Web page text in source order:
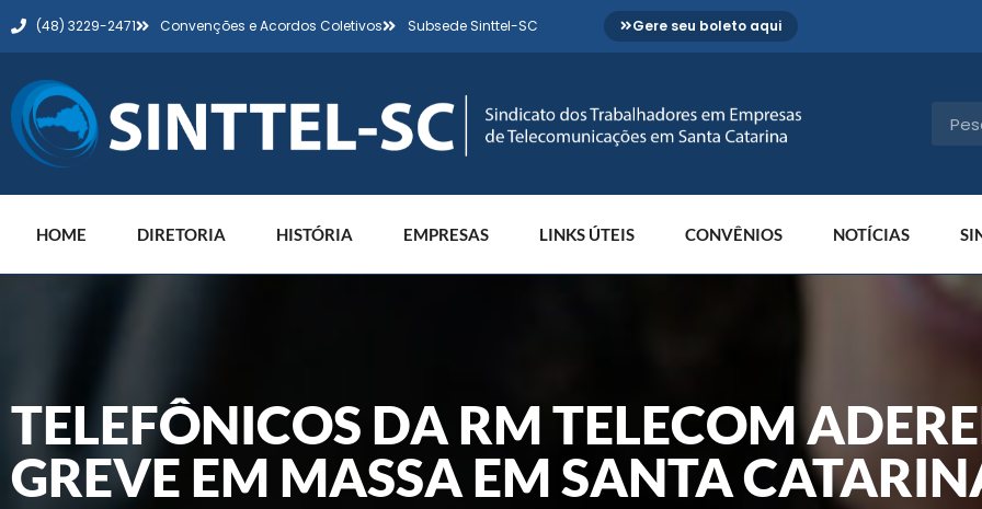
(48) 3229-2471 Convenções e Acordos Coletivos Subsede Sinttel-SC Gere seu boleto aqui
HOME DIRETORIA HISTÓRIA EMPRESAS LINKS ÚTEIS CONVÊNIOS NOTÍCIAS
TELEFÔNICOS DA RM TELECOM
GREVE EM MASSA EM SANTA